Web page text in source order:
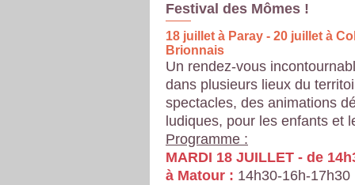
Festival des Mômes !
18 juillet à Paray - 20 juillet à
Brionnais
Un rendez-vous
dans plusieurs lieux du
spectacles, des animations
ludiques, pour les enfants et
Programme :
MARDI 18 JUILLET - de
à Matour : 14h30-16h-17h30